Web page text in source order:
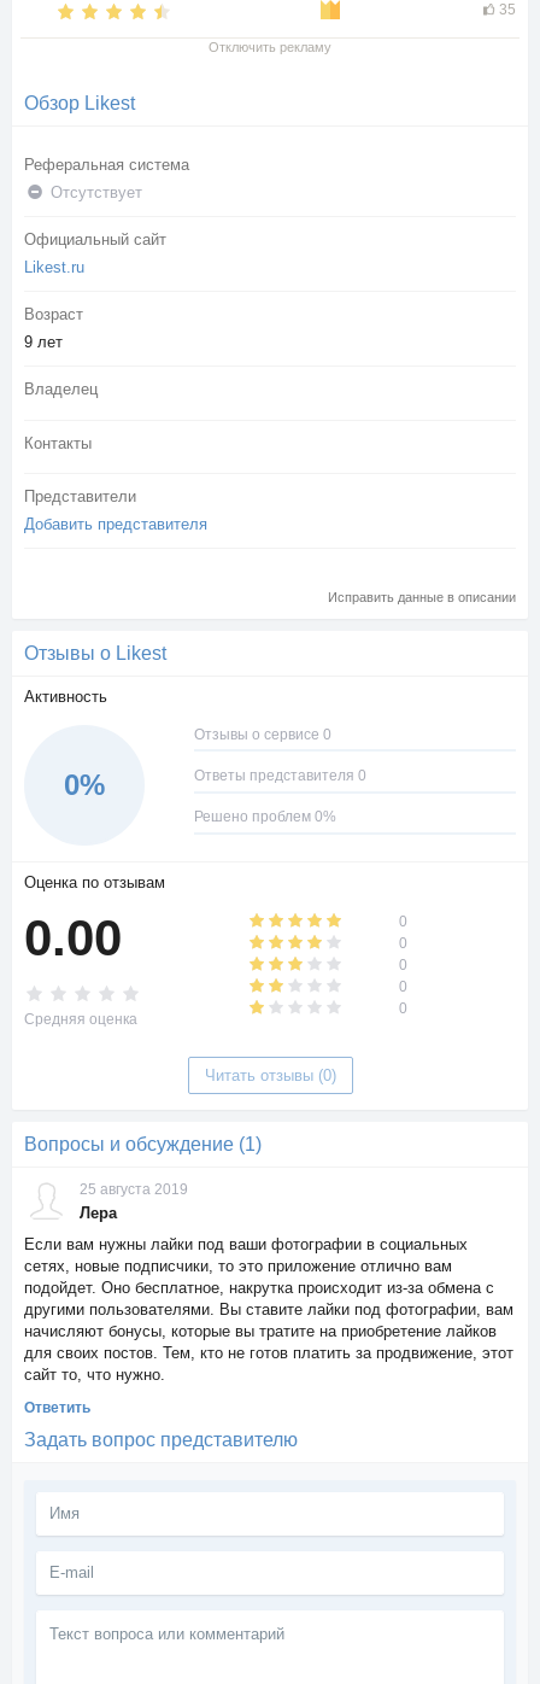
35
Отключить рекламу
Обзор Likest
Реферальная система
Отсутствует
Официальный сайт
Likest.ru
Возраст
9 лет
Владелец
Контакты
Представители
Добавить представителя
Исправить данные в описании
Отзывы о Likest
Активность
0%
Отзывы о сервисе 0
Ответы представителя 0
Решено проблем 0%
Оценка по отзывам
0.00
Средняя оценка
0
0
0
0
0
Читать отзывы (0)
Вопросы и обсуждение (1)
25 августа 2019
Лера
Если вам нужны лайки под ваши фотографии в социальных
сетях, новые подписчики, то это приложение отлично вам
подойдет. Оно бесплатное, накрутка происходит из-за обмена с
другими пользователями. Вы ставите лайки под фотографии, вам
начисляют бонусы, которые вы тратите на приобретение лайков
для своих постов. Тем, кто не готов платить за продвижение, этот
сайт то, что нужно.
Ответить
Задать вопрос представителю
вопроса